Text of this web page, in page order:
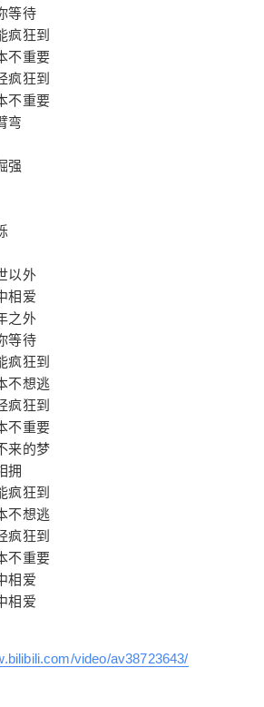
等待
疯狂到
不重要
疯狂到
不重要
弯
强
以外
相爱
之外
等待
疯狂到
不想逃
疯狂到
不重要
来的梦
拥
疯狂到
不想逃
疯狂到
不重要
相爱
相爱
video/av38723643/
立刻支付
立刻支付
布内容，请购买会员或者提升权